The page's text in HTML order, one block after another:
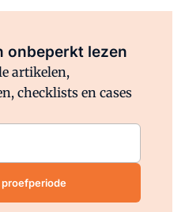
onbeperkt lezen
artikelen,
checklists en cases